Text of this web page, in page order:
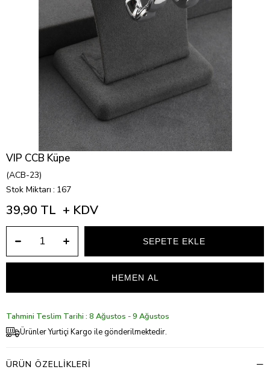
VIP CCB Küpe
(ACB-23)
Stok Miktarı : 167
39,90 TL + KDV
Tahmini Teslim Tarihi : 8 Ağustos - 9 Ağustos
Ürünler Yurtiçi Kargo ile gönderilmektedir.
ÜRÜN ÖZELLIKLERI